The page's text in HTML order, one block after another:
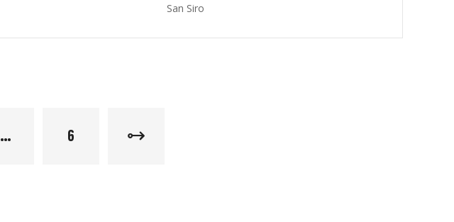
San Siro
… 6